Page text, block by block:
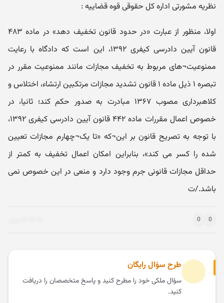
نظریه مشورتی اداره کل حقوقی قوه قضاییه :
اولا، منظور از عبارت «در حدود قانون تخفیف دهد» در ماده ۴۸۳
قانون آیین دادرسی کیفری ۱۳۹۲، این است که دادگاه با رعایت
ممنوعیت¬های مربوط به تخفیف مجازات مانند ممنوعیت مقرر در
تبصره ۱ ذیل ماده ۱ قانون تشدید مجازات مرتکبین ارتشاء، اختلاس و
کلاهبرداری مصوب ۱۳۶۷ مبادرت به صدور حکم کند؛ ثانیا، در
خصوص اعمال مقررات ماده ۴۴۲ قانون آیین دادرسی کیفری ۱۳۹۲،
با توجه به تصریح قانون بر این¬که «تا یک¬چهارم مجازات تعیین
شده را کسر می کند»، بنابراین امکان اعمال تخفیف به کمتر از
حداقل مجازات قانونی جرم وجود دارد و منعی در این خصوص نمی
باشد./ت
0
0
طرح سؤال رایگان
سؤال ملکی خود را مطرح کنید و پاسخ متخصصان را دریافت
کنید.